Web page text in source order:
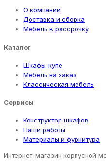
О компании
Доставка и сборка
Мебель в рассрочку
Каталог
Шкафы-купе
Мебель на заказ
Классическая мебель
Сервисы
Конструктор шкафов
Наши работы
Материалы и фурнитура
Интернет-магазин корпусной